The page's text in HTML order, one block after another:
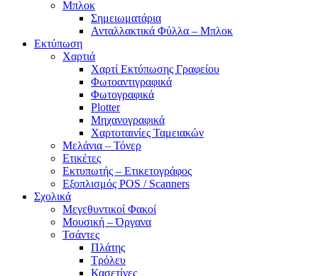
Μπλοκ
Σημειωματάρια
Ανταλλακτικά Φύλλα – Μπλοκ
Εκτύπωση
Χαρτιά
Χαρτί Εκτύπωσης Γραφείου
Φωτοαντιγραφικά
Φωτογραφικά
Plotter
Μηχανογραφικά
Χαρτοταινίες Ταμειακών
Μελάνια – Τόνερ
Ετικέτες
Εκτυπωτής – Ετικετογράφος
Εξοπλισμός POS / Scanners
Σχολικά
Μεγεθυντικοί Φακοί
Μουσική – Όργανα
Τσάντες
Πλάτης
Τρόλευ
Κασετίνες